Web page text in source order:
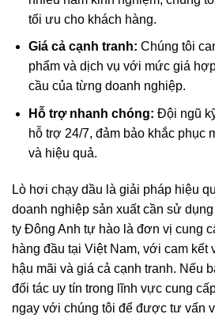
tối ưu cho khách hàng.
Giá cả cạnh tranh: Chúng tôi
phẩm và dịch vụ với mức giá
cầu của từng doanh nghiệp.
Hỗ trợ nhanh chóng: Đội ngũ
hỗ trợ 24/7, đảm bảo khắc phục
và hiệu quả.
Lò hơi chạy dầu là giải pháp hiệu
doanh nghiệp sản xuất cần sử
ty Đông Anh tự hào là đơn vị cung
hàng đầu tại Việt Nam, với cam kết
hậu mãi và giá cả cạnh tranh. Nếu
đối tác uy tín trong lĩnh vực cung
ngay với chúng tôi để được tư vấn